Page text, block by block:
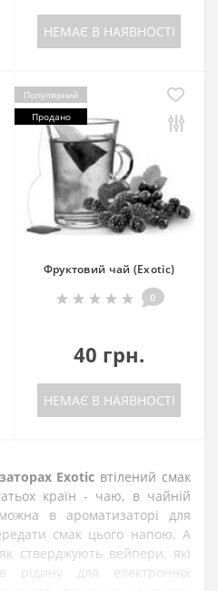
НЕМАЄ В НАЯВНОСТІ
Популярний
Продано
Фруктовий чай (Exotic)
0
40 грн.
НЕМАЄ В НАЯВНОСТІ
Exotic втілений смак
країн - чаю, в чайній
в ароматизаторі для
смак цього напою. А
стверджують вейпери, які
рідину для електронної